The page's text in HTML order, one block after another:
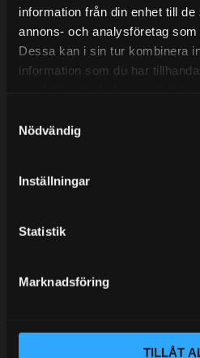
information från din enhet till
annons- och analysföretag som
Dessa kan i sin tur kombinera
information som du har
Nödvändig
Inställningar
Statistik
Marknadsföring
TILLÅT
BLOGG
KUNSKAPSCENTER